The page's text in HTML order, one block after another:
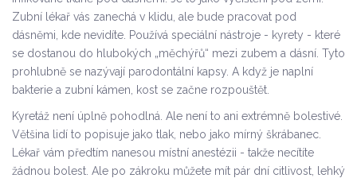
Zubní lékař vás zanechá v klidu, ale bude pracovat pod
dásněmi, kde nevidíte. Používá speciální nástroje - kyrety - které
se dostanou do hlubokých „měchýřů“ mezi zubem a dásní. Tyto
prohlubně se nazývají parodontální kapsy. A když je naplní
bakterie a zubní kámen, kost se začne rozpouštět.
Kyretáž není úplně pohodlná. Ale není to ani extrémně bolestivé.
Většina lidí to popisuje jako tlak, nebo jako mírný škrábanec.
Lékař vám předtím nanesou místní anestézii - takže necítíte
žádnou bolest. Ale po zákroku můžete mít pár dní citlivost, lehký